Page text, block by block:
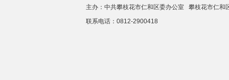
主办：中共攀枝花市仁和区委办公室 攀枝花市仁
联系电话：0812-2900418